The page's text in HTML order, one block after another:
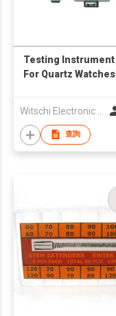
Testing Instrument
For Quartz Watches
查詢